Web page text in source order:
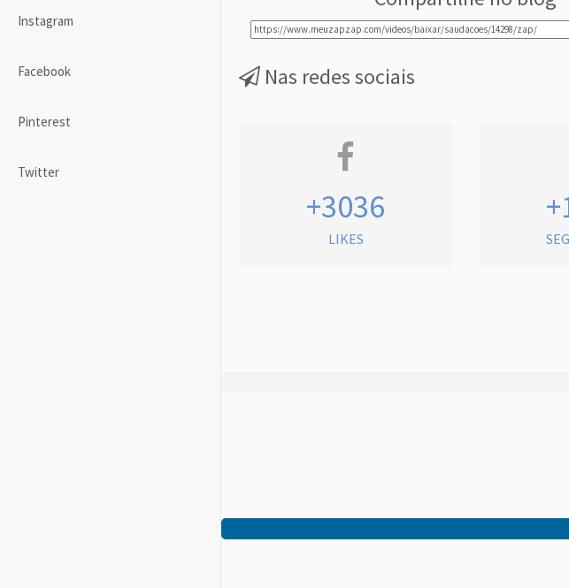
Instagram
Facebook
Pinterest
Twitter
Nas redes sociais
+3036
LIKES